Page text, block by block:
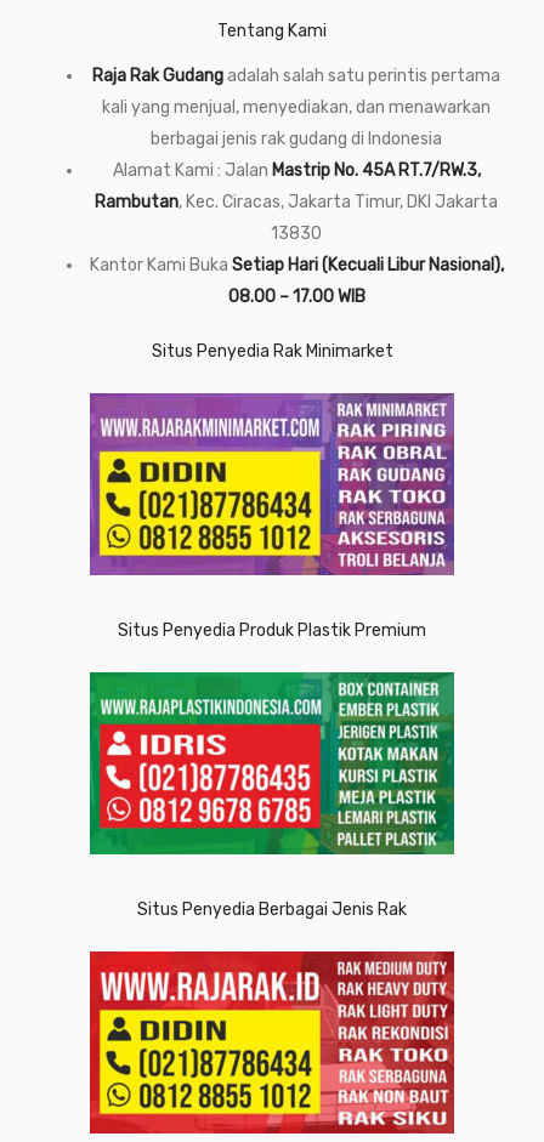
Tentang Kami
Raja Rak Gudangadalah salah satu perintis pertama
kali yang menjual, menyediakan, dan menawarkan
berbagai jenis rak gudang di Indonesia
Alamat Kami : Jalan Mastrip No. 45A RT.7/RW.3,
Rambutan, Kec. Ciracas, Jakarta Timur, DKI Jakarta
13830
Kantor Kami Buka Setiap Hari (Kecuali Libur Nasional),
08.00 – 17.00 WIB
Situs Penyedia Rak Minimarket
Situs Penyedia Produk Plastik Premium
Situs Penyedia Berbagai Jenis Rak